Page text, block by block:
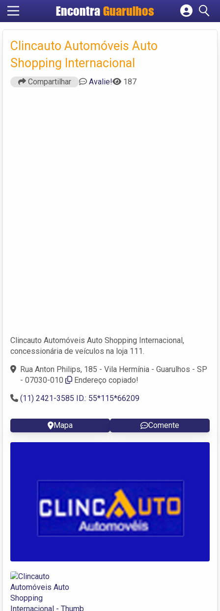
Encontra Guarulhos
Cadastrar empresa
Criar conta
Clincauto Automóveis Auto
Shopping Internacional
Compartilhar Avalie! 187
Clincauto Automóveis Auto Shopping Internacional,
concessionária de veículos na loja 111.
Rua Anton Philips, 185 - Vila Hermínia - Guarulhos - SP
- 07030-010
Endereço copiado!
(11) 2421-3585 ID.: 55*115*66209
Mapa Comente